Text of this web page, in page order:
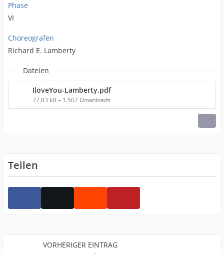
Phase
VI
Choreografen
Richard E. Lamberty
Dateien
IloveYou-Lamberty.pdf
77,83 kB – 1.507 Downloads
Teilen
VORHERIGER EINTRAG